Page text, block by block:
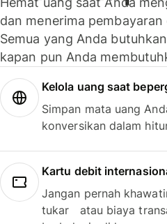
dan menerima
Semua yang Anda
kapan pun Anda
Kelola uang saat
Simpan mata uang
konversikan dalam
Kartu debit
Jangan pernah
tukar atau biaya